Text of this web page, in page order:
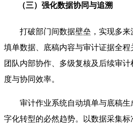
（三）强化数据协同与追溯
打破部门间数据壁垒，实现多来
填单数据、底稿内容与审计证据全
团队内部协作、多级复核及后续审
度与协同效率。
审计作业系统自动填单与底稿
字化转型的必然趋势。以数据采集